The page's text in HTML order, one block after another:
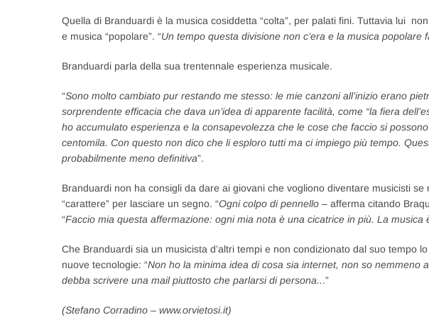
Quella di Branduardi è la musica cosiddetta “colta”, per palati fini. Tuttavia lui
e musica “popolare”. “Un tempo questa divisione non c’era e la musica
Branduardi parla della sua trentennale esperienza musicale.
“Sono molto cambiato pur restando me stesso: le mie canzoni all’inizio erano
sorprendente efficacia che dava un’idea di apparente facilità, come “la fiera
ho accumulato esperienza e la consapevolezza che le cose che faccio si
centomila. Con questo non dico che li esploro tutti ma ci impiego più tempo.
probabilmente meno definitiva”.
Branduardi non ha consigli da dare ai giovani che vogliono diventare musicisti se
“carattere” per lasciare un segno. “Ogni colpo di pennello – afferma citando
“Faccio mia questa affermazione: ogni mia nota è una cicatrice in più. La musica
Che Branduardi sia un musicista d’altri tempi e non condizionato dal suo tempo
nuove tecnologie: “Non ho la minima idea di cosa sia internet, non so nemmeno
debba scrivere una mail piuttosto che parlarsi di persona...”
(Stefano Corradino – www.orvietosi.it)